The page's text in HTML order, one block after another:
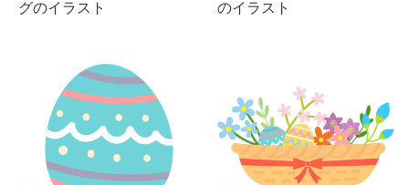
グのイラスト
のイラスト